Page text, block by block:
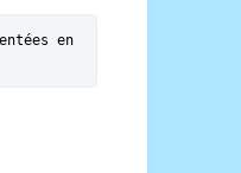
en